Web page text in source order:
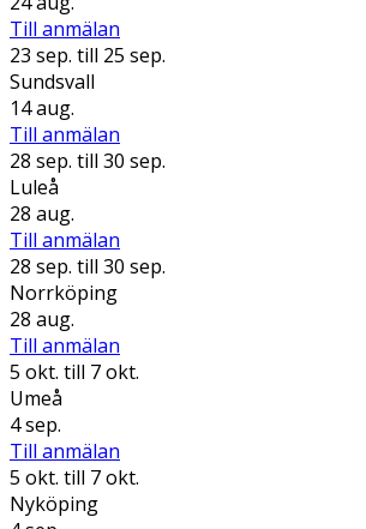
Till anmälan
23 sep. till 25 sep.
Sundsvall
14 aug.
Till anmälan
28 sep. till 30 sep.
Luleå
28 aug.
Till anmälan
28 sep. till 30 sep.
Norrköping
28 aug.
Till anmälan
5 okt. till 7 okt.
Umeå
4 sep.
Till anmälan
5 okt. till 7 okt.
Nyköping